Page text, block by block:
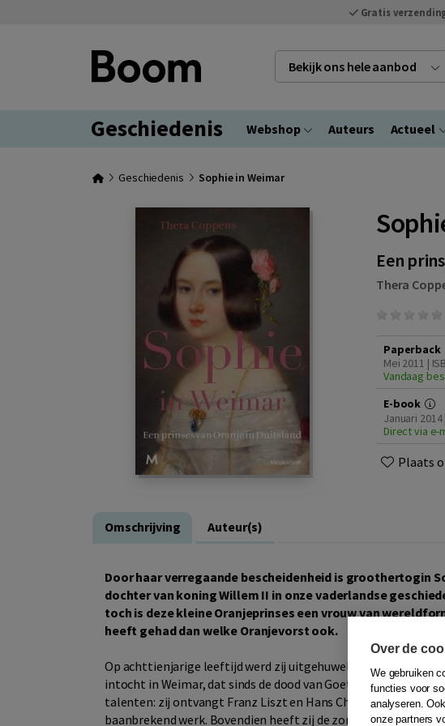
Gratis
Bekijk ons hele aanbod
Geschiedenis Webshop Auteurs Actueel
Geschiedenis Sophie in Weimar
Een
Thera
Paperback
Mei 2011 |
Vandaag
E-book
Januari 2014
Direct via e-
Plaats
Omschrijving Auteur(s)
Door haar verregaande bescheidenheid is groothertogin
dochter van koning Willem II in onze vaderlandse
toch is deze kleine Oranjeprinses een vrouw van
heeft gehad dan welke Oranjevorst ook.
Op achttienjarige leeftijd werd zij uitgehuwelijkt aan
intocht in Weimar, dat sinds de dood van Goethe teert op de
talenten: zij ontvangt Franz Liszt en Hans Christian Andersen
baanbrekend werk. Bovendien heeft zij de zorg voor haar
Over de
We gebruiken
functies voor
analyseren.
onze partners